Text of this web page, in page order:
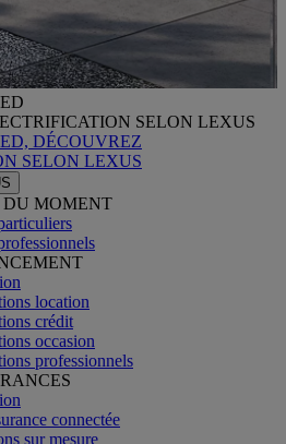
SELON LEXUS
DÉCOUVREZ
SELON LEXUS
DU MOMENT
location
crédit
occasion
professionnels
connectée
sur mesure